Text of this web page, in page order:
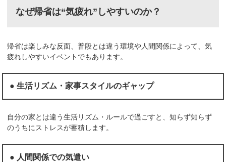
なぜ帰省は“気疲れ”しやすいのか？
帰省は楽しみな反面、普段とは違う環境や人間関係によって、気
疲れしやすいイベントでもあります。
● 生活リズム・家事スタイルのギャップ
自分の家とは違う生活リズム・ルールで過ごすと、知らず知らず
のうちにストレスが蓄積します。
● 人間関係での気遣い